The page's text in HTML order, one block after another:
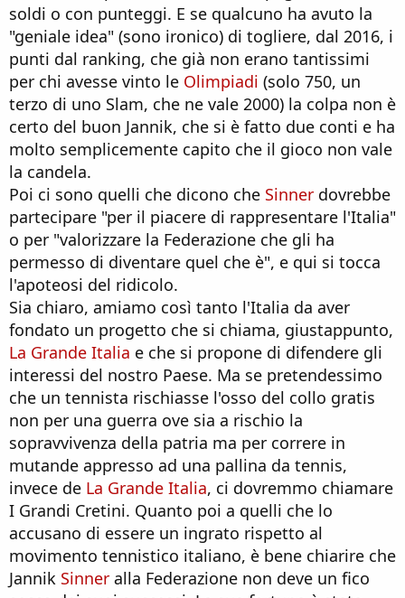
soldi o con punteggi. E se qualcuno ha avuto la
"geniale idea" (sono ironico) di togliere, dal 2016, i
punti dal ranking, che già non erano tantissimi
per chi avesse vinto le Olimpiadi (solo 750, un
terzo di uno Slam, che ne vale 2000) la colpa non è
certo del buon Jannik, che si è fatto due conti e ha
molto semplicemente capito che il gioco non vale
la candela.
Poi ci sono quelli che dicono che Sinner dovrebbe
partecipare "per il piacere di rappresentare l'Italia"
o per "valorizzare la Federazione che gli ha
permesso di diventare quel che è", e qui si tocca
l'apoteosi del ridicolo.
Sia chiaro, amiamo così tanto l'Italia da aver
fondato un progetto che si chiama, giustappunto,
La Grande Italia e che si propone di difendere gli
interessi del nostro Paese. Ma se pretendessimo
che un tennista rischiasse l'osso del collo gratis
non per una guerra ove sia a rischio la
sopravvivenza della patria ma per correre in
mutande appresso ad una pallina da tennis,
invece de La Grande Italia, ci dovremmo chiamare
I Grandi Cretini. Quanto poi a quelli che lo
accusano di essere un ingrato rispetto al
movimento tennistico italiano, è bene chiarire che
Jannik Sinner alla Federazione non deve un fico